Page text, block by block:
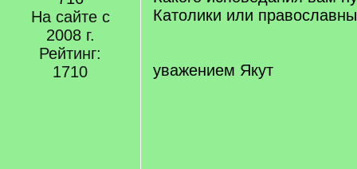
На сайте с
2008 г.
Рейтинг:
1710
Католики или
уважением Якут